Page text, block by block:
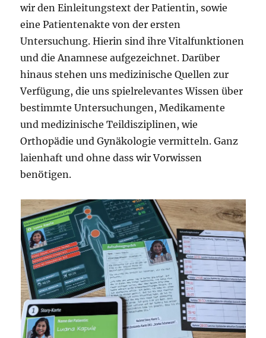
wir den Einleitungstext der Patientin, sowie
eine Patientenakte von der ersten
Untersuchung. Hierin sind ihre Vitalfunktionen
und die Anamnese aufgezeichnet. Darüber
hinaus stehen uns medizinische Quellen zur
Verfügung, die uns spielrelevantes Wissen über
bestimmte Untersuchungen, Medikamente
und medizinische Teildisziplinen, wie
Orthopädie und Gynäkologie vermitteln. Ganz
laienhaft und ohne dass wir Vorwissen
benötigen.